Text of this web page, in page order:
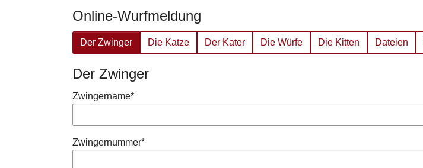
Online-Wurfmeldung
Der Zwinger Die Katze Der Kater Die Würfe Die Kitten Dateien
Der Zwinger
Zwingername*
Zwingernummer*